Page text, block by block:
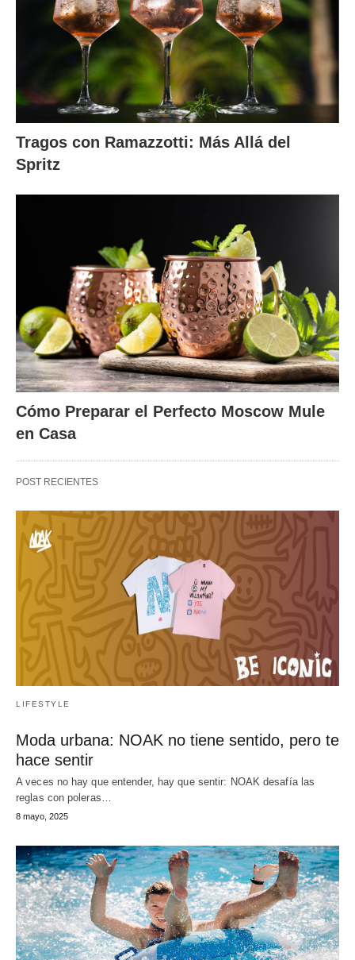
Tragos con Ramazzotti: Más Allá del
Spritz
Cómo Preparar el Perfecto Moscow Mule
en Casa
POST RECIENTES
LIFESTYLE
Moda urbana: NOAK no tiene sentido, pero te
hace sentir
A veces no hay que entender, hay que sentir: NOAK desafía las
reglas con poleras…
8 mayo, 2025